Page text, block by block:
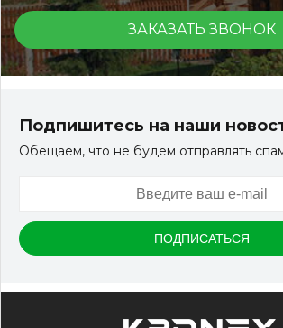
150*25*3000 мм
КУПИТЬ
ЗАКАЗАТЬ ЗВОНОК
Подпишитесь на наши
Обещаем, что не будем отправлять